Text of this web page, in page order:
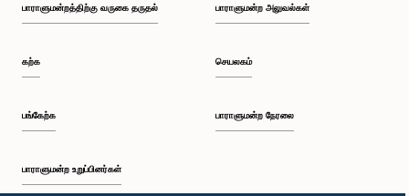
பாராளுமன்றத்திற்கு வருகை தருதல்
கற்க
பங்கேற்க
பாராளுமன்ற உறுப்பினர்கள்
பாராளுமன்ற அலுவல்கள்
செயலகம்
பாராளுமன்ற நேரலை